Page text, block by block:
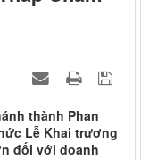
thành Phan
Lễ Khai trương
đối với doanh